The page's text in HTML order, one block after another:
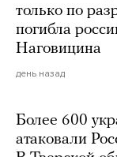
только по
погибла
Наговицина
день назад
Более 600
атаковали